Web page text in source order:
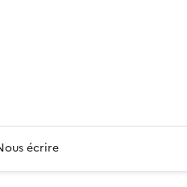
écrire